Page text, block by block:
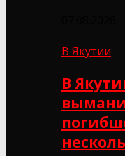
В Якутии
В